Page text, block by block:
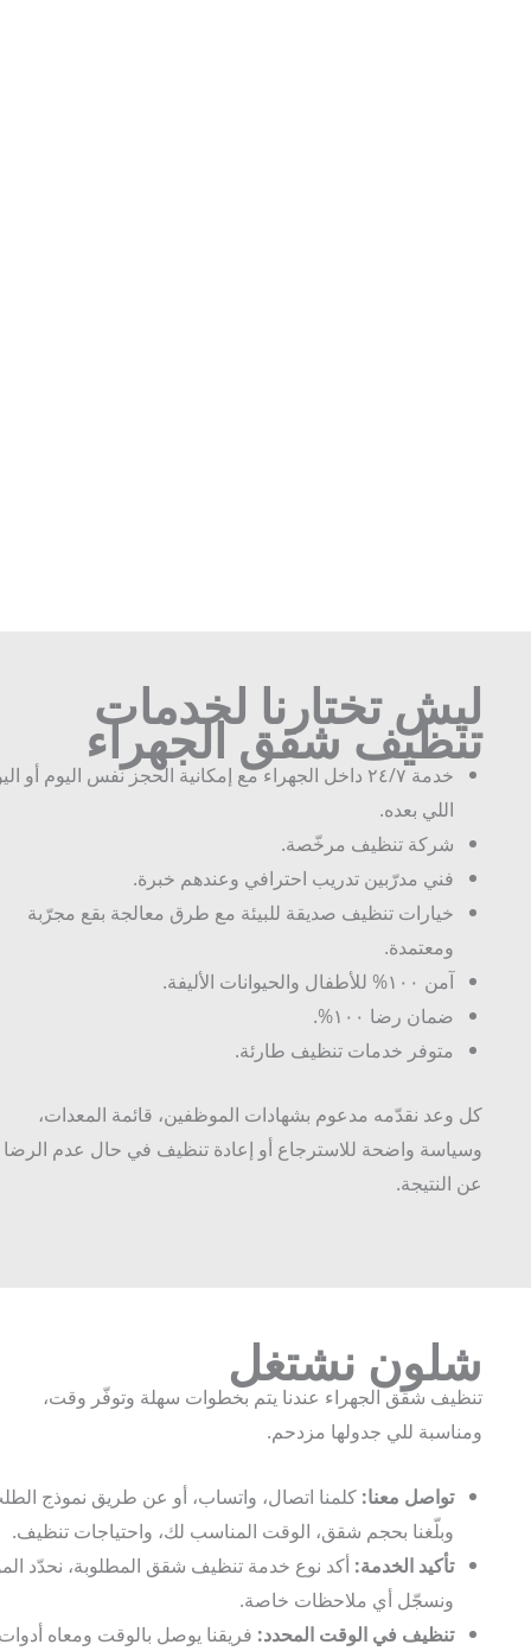
ليش تختارنا لخدمات
تنظيف شقق الجهراء
خدمة ٢٤/٧ داخل الجهراء مع إمكانية الحجز نفس اليوم أو اليوم
اللي بعده.
شركة تنظيف مرخّصة.
فني مدرّبين تدريب احترافي وعندهم خبرة.
خيارات تنظيف صديقة للبيئة مع طرق معالجة بقع مجرّبة
ومعتمدة.
آمن ١٠٠% للأطفال والحيوانات الأليفة.
ضمان رضا ١٠٠%.
متوفر خدمات تنظيف طارئة.
كل وعد نقدّمه مدعوم بشهادات الموظفين، قائمة المعدات،
وسياسة واضحة للاسترجاع أو إعادة تنظيف في حال عدم الرضا
عن النتيجة.
شلون نشتغل
تنظيف شقق الجهراء عندنا يتم بخطوات سهلة وتوفّر وقت،
ومناسبة للي جدولها مزدحم.
تواصل معنا:كلمنا اتصال، واتساب، أو عن طريق نموذج الطلب،
وبلّغنا بحجم شقق، الوقت المناسب لك، واحتياجات تنظيف.
تأكيد الخدمة:أكد نوع خدمة تنظيف شقق المطلوبة، نحدّد الموعد،
ونسجّل أي ملاحظات خاصة.
تنظيف في الوقت المحدد:فريقنا يوصل بالوقت ومعاه أدوات